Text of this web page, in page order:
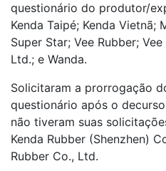
questionário do produtor/
Kenda Taipé; Kenda Vietnã;
Super Star; Vee Rubber;
Ltd.; e Wanda.
Solicitaram a prorrogação
questionário após o
não tiveram suas
Kenda Rubber (Shenzhen)
Rubber Co., Ltd.